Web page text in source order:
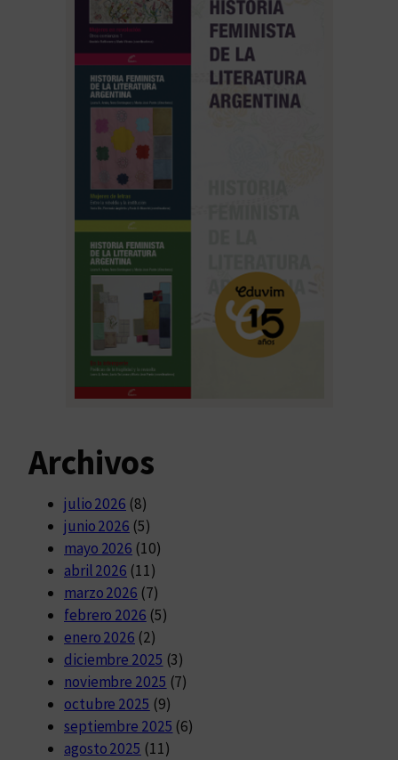
Archivos
julio 2026 (8)
junio 2026 (5)
mayo 2026 (10)
abril 2026 (11)
marzo 2026 (7)
febrero 2026 (5)
enero 2026 (2)
diciembre 2025 (3)
noviembre 2025 (7)
octubre 2025 (9)
septiembre 2025 (6)
agosto 2025 (11)